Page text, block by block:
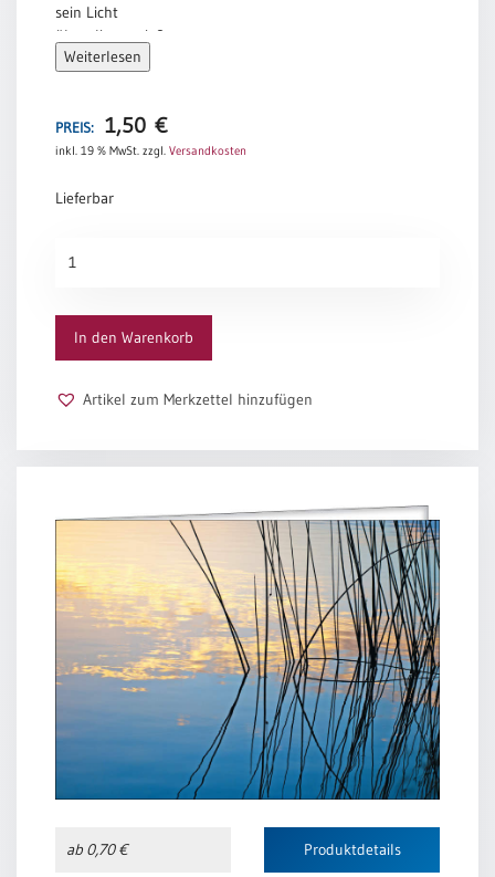
sein Licht
über dir ausgießt.
Dass er deine Seele
deine Augen
zum Leuchten bringt
und seine Liebe
für diese Welt.
Weiterlesen
PREIS: 1,50 €
inkl. 19 % MwSt. zzgl. Versandkosten
Lieferbar
Menge
In den Warenkorb
Artikel zum Merkzettel hinzufügen
ab 0,70 € Produktdetails